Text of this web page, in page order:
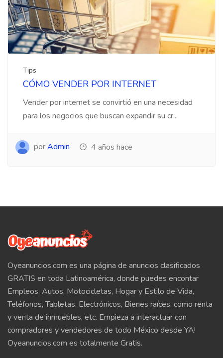
Tips
CÓMO VENDER POR INTERNET
Vender por internet se convirtió en una necesidad
para los negocios que buscan expandir su cr...
porAdmin 4 años hace
Oyeanuncios.com es una página de anuncios clasificados
GRATIS en toda Latinoamérica, donde puedes encontar
Empleos, Autos, Motocicletas, Hogar y Estilo de Vida,
Teléfonos, Tabletas, Electrónicos, Bienes raíces, como renta
y venta de inmuebles, etc. Empieza a interactuar con
compradores y vendedores de todo México desde YA!
Oyeanuncios.com es totalmente Gratis.